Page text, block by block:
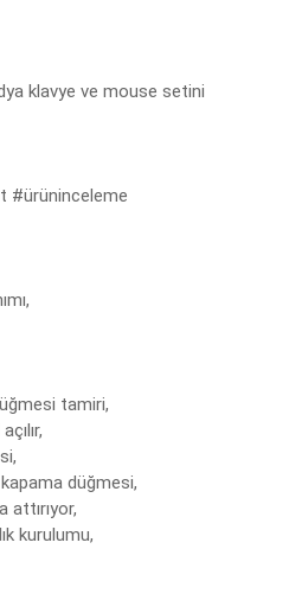
klavye ve mouse setini
#ürüninceleme
tamiri,
düğmesi,
kurulumu,